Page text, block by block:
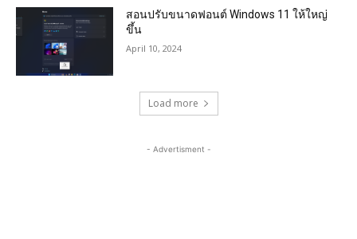
สอนปรับขนาดฟอนต์ Windows 11 ให้ใหญ่
ขึ้น
April 10, 2024
Load more
- Advertisment -